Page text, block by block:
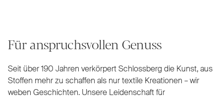
Für anspruchsvollen Genuss
Seit über 190 Jahren verkörpert Schlossberg die Kunst, aus
Stoffen mehr zu schaffen als nur textile Kreationen – wir
weben Geschichten. Unsere Leidenschaft für